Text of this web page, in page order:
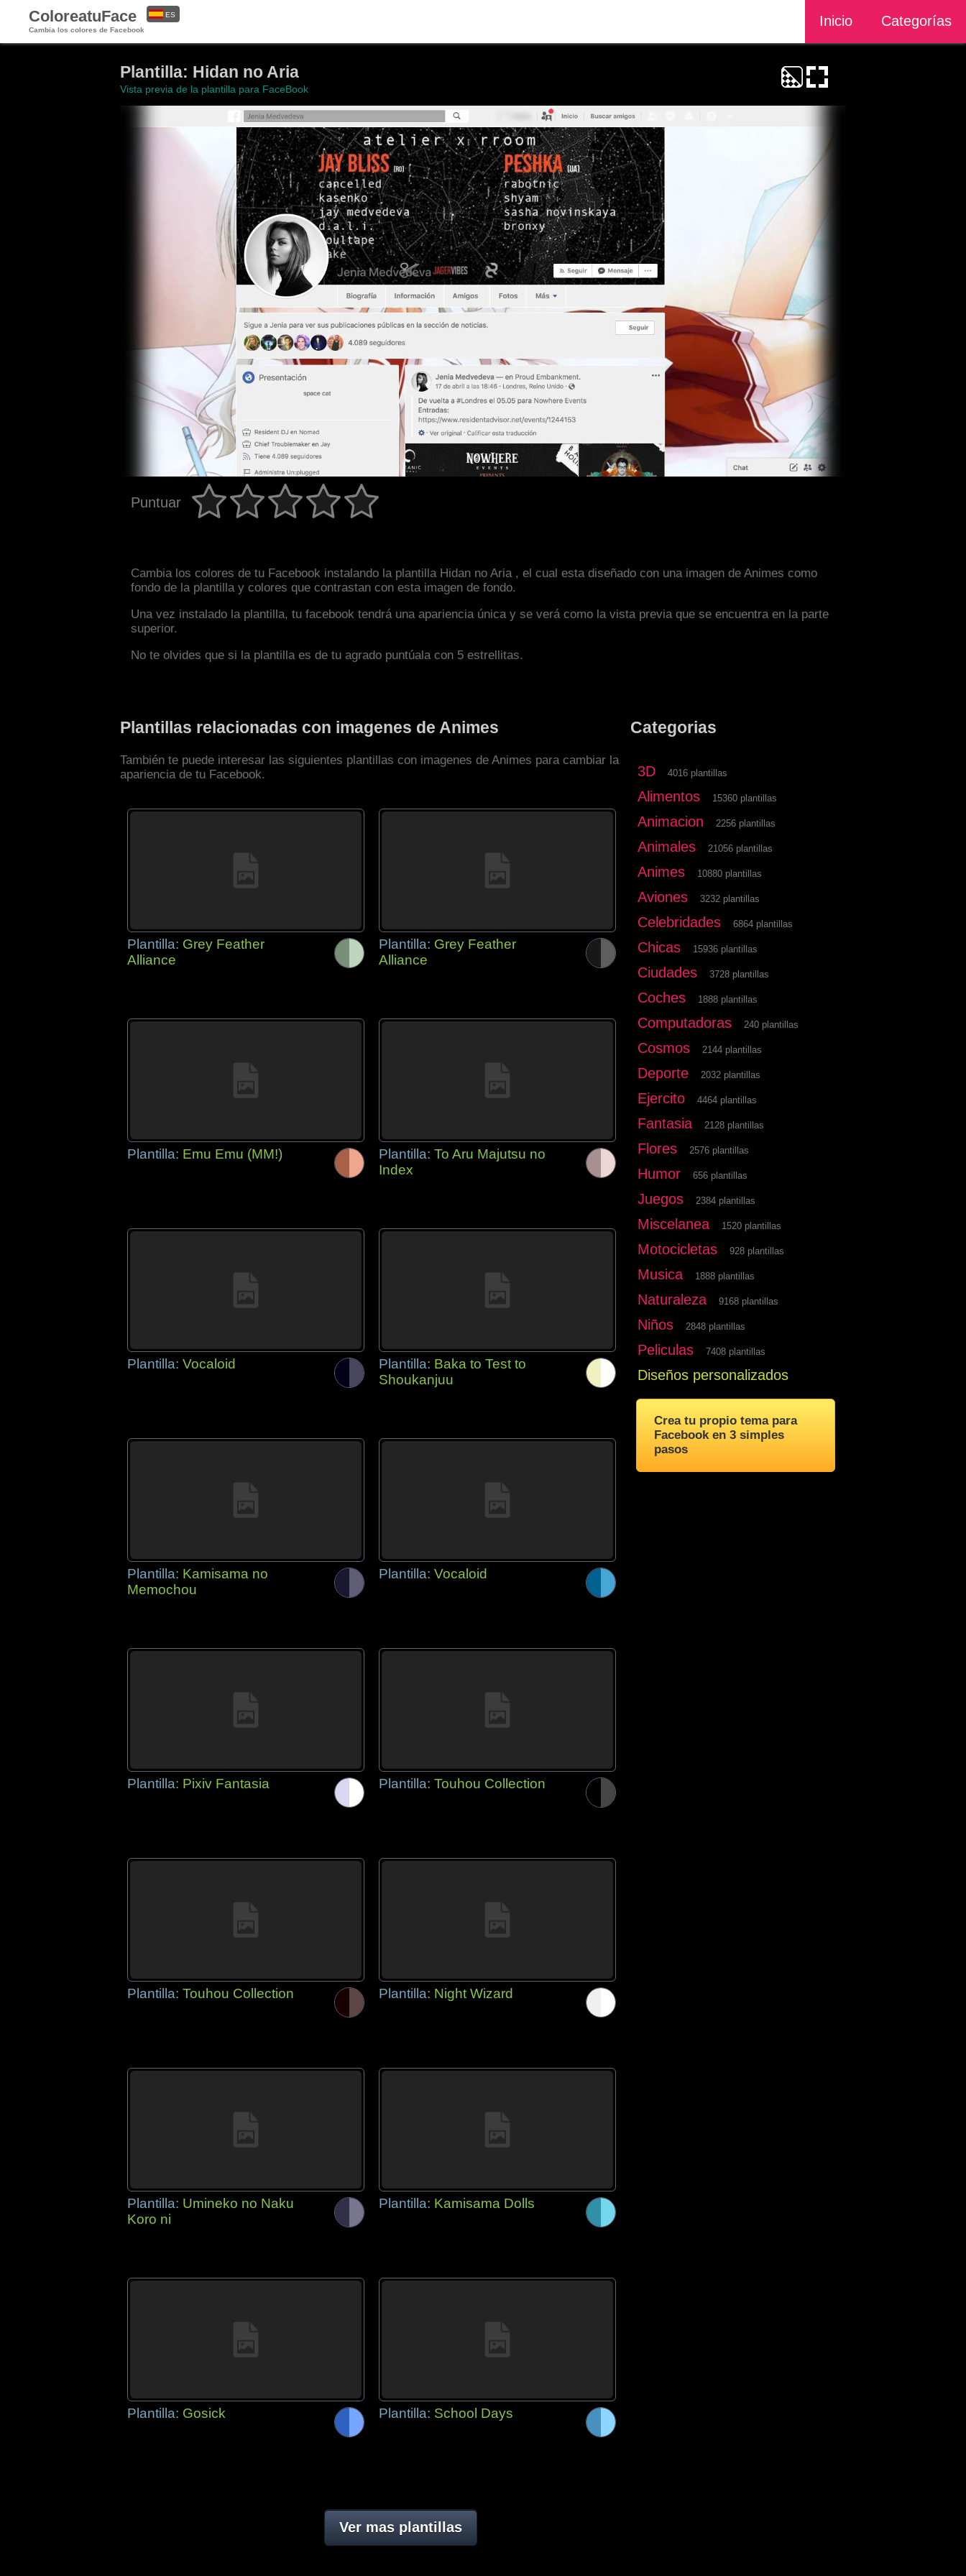
ColoreatuFace
Cambia los colores de Facebook
Inicio Categorías
ES
Plantilla: Hidan no Aria
Vista previa de la plantilla para FaceBook
Puntuar
Cambia los colores de tu Facebook instalando la plantilla Hidan no Aria , el cual esta diseñado con una imagen de Animes como
fondo de la plantilla y colores que contrastan con esta imagen de fondo.
Una vez instalado la plantilla, tu facebook tendrá una apariencia única y se verá como la vista previa que se encuentra en la parte
superior.
No te olvides que si la plantilla es de tu agrado puntúala con 5 estrellitas.
Plantillas relacionadas con imagenes de Animes
También te puede interesar las siguientes plantillas con imagenes de Animes para cambiar la
apariencia de tu Facebook.
Plantilla: Grey Feather
Alliance
Plantilla: Grey Feather
Alliance
Plantilla: Emu Emu (MM!) Plantilla: To Aru Majutsu no
Index
Plantilla: Vocaloid Plantilla: Baka to Test to
Shoukanjuu
Plantilla: Kamisama no
Memochou
Plantilla: Vocaloid
Plantilla: Pixiv Fantasia Plantilla: Touhou Collection
Plantilla: Touhou Collection Plantilla: Night Wizard
Plantilla: Umineko no Naku
Koro ni
Plantilla: Kamisama Dolls
Plantilla: Gosick Plantilla: School Days
Ver mas plantillas
Categorias
3D 4016 plantillas
Alimentos 15360 plantillas
Animacion 2256 plantillas
Animales 21056 plantillas
Animes 10880 plantillas
Aviones 3232 plantillas
Celebridades 6864 plantillas
Chicas 15936 plantillas
Ciudades 3728 plantillas
Coches 1888 plantillas
Computadoras 240 plantillas
Cosmos 2144 plantillas
Deporte 2032 plantillas
Ejercito 4464 plantillas
Fantasia 2128 plantillas
Flores 2576 plantillas
Humor 656 plantillas
Juegos 2384 plantillas
Miscelanea 1520 plantillas
Motocicletas 928 plantillas
Musica 1888 plantillas
Naturaleza 9168 plantillas
Niños 2848 plantillas
Peliculas 7408 plantillas
Diseños personalizados
Crea tu propio tema para
Facebook en 3 simples
pasos